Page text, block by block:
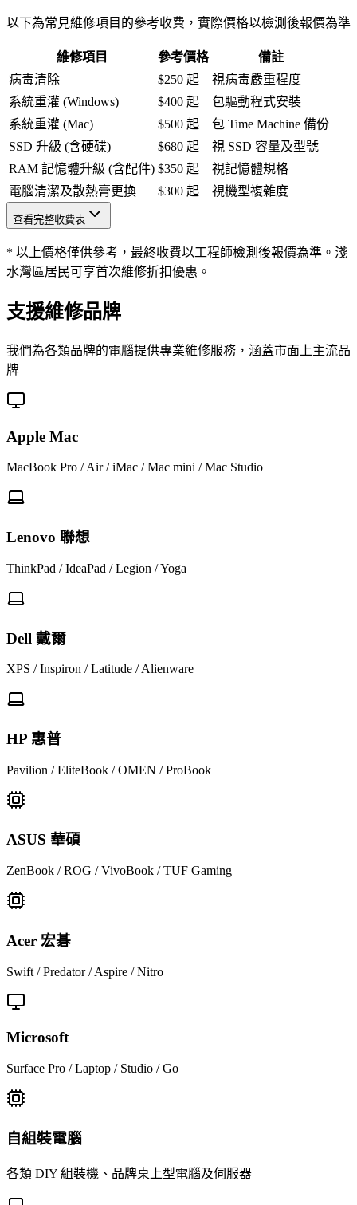
以下為常見維修項目的參考收費，實際價格以檢測後報價為準
維修項目 參考價格
備註
病毒清除
$250 起
視病毒嚴重程度
系統重灌 (Windows)
$400 起
包驅動程式安裝
系統重灌 (Mac)
$500 起
包 Time Machine 備份
SSD 升級 (含硬碟)
$680 起
視 SSD 容量及型號
RAM 記憶體升級 (含配件) $350 起
視記憶體規格
電腦清潔及散熱膏更換
$300 起 視機型複雜度
查看完整收費表
* 以上價格僅供參考，最終收費以工程師檢測後報價為準。淺
水灣區居民可享首次維修折扣優惠。
支援維修品牌
我們為各類品牌的電腦提供專業維修服務，涵蓋市面上主流品
牌
Apple Mac
MacBook Pro / Air / iMac / Mac mini / Mac Studio
Lenovo 聯想
ThinkPad / IdeaPad / Legion / Yoga
Dell 戴爾
XPS / Inspiron / Latitude / Alienware
HP 惠普
Pavilion / EliteBook / OMEN / ProBook
ASUS 華碩
ZenBook / ROG / VivoBook / TUF Gaming
Acer 宏碁
Swift / Predator / Aspire / Nitro
Microsoft
Surface Pro / Laptop / Studio / Go
自組裝電腦
各類 DIY 組裝機、品牌桌上型電腦及伺服器